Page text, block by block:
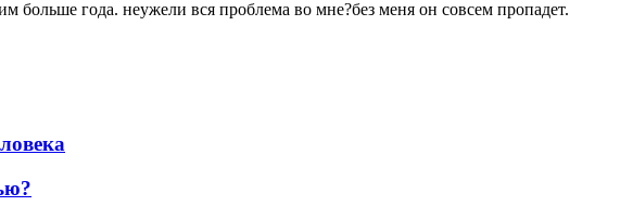
больше года. неужели вся проблема во мне?без меня он совсем пропадет.